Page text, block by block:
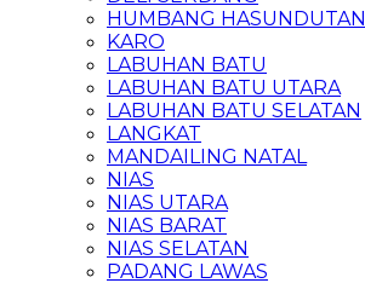
HUMBANG HASUNDUTAN
KARO
LABUHAN BATU
LABUHAN BATU UTARA
LABUHAN BATU SELATAN
LANGKAT
MANDAILING NATAL
NIAS
NIAS UTARA
NIAS BARAT
NIAS SELATAN
PADANG LAWAS